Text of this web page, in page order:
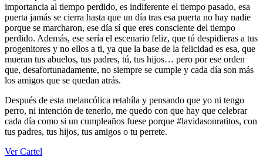
importancia al tiempo perdido, es indiferente el tiempo pasado, esa
puerta jamás se cierra hasta que un día tras esa puerta no hay nadie
porque se marcharon, ese día sí que eres consciente del tiempo
perdido. Además, ese sería el escenario feliz, que tú despidieras a tus
progenitores y no ellos a ti, ya que la base de la felicidad es esa, que
mueran tus abuelos, tus padres, tú, tus hijos… pero por ese orden
que, desafortunadamente, no siempre se cumple y cada día son más
los amigos que se quedan atrás.
Después de esta melancólica retahíla y pensando que yo ni tengo
perro, ni intención de tenerlo, me quedo con que hay que celebrar
cada día como si un cumpleaños fuese porque #lavidasonratitos, con
tus padres, tus hijos, tus amigos o tu perrete.
Ver Cartel